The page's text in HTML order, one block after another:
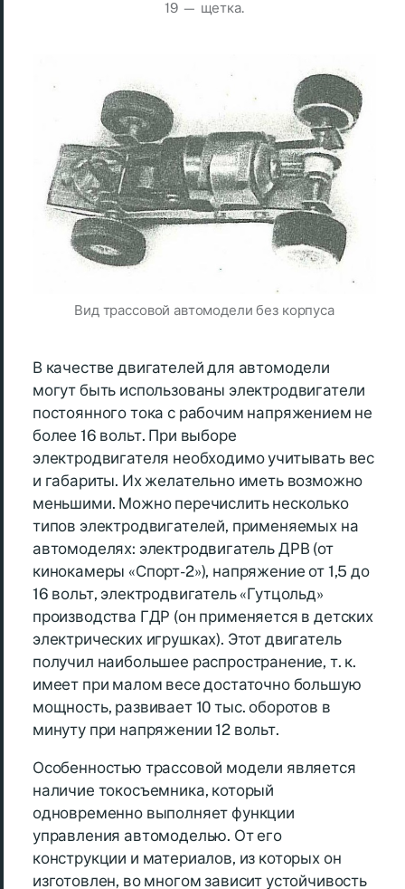
19 — щетка.
Вид трассовой автомодели без корпуса
В качестве двигателей для автомодели
могут быть использованы электродвигатели
постоянного тока с рабочим напряжением не
более 16 вольт. При выборе
электродвигателя необходимо учитывать вес
и габариты. Их желательно иметь возможно
меньшими. Можно перечислить несколько
типов электродвигателей, применяемых на
автомоделях: электродвигатель ДРВ (от
кинокамеры «Спорт-2»), напряжение от 1,5 до
16 вольт, электродвигатель «Гутцольд»
производства ГДР (он применяется в детских
электрических игрушках). Этот двигатель
получил наибольшее распространение, т. к.
имеет при малом весе достаточно большую
мощность, развивает 10 тыс. оборотов в
минуту при напряжении 12 вольт.
Особенностью трассовой модели является
наличие токосъемника, который
одновременно выполняет функции
управления автомоделью. От его
конструкции и материалов, из которых он
изготовлен, во многом зависит устойчивость